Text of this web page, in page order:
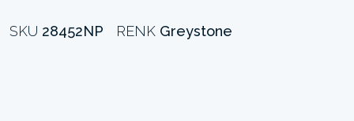
SKU 28452NP RENK Greystone